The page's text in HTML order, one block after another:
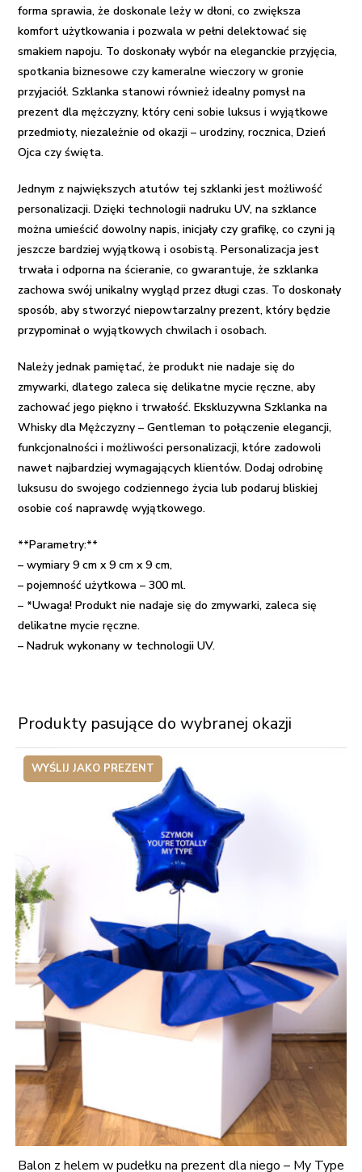
forma sprawia, że doskonale leży w dłoni, co zwiększa
komfort użytkowania i pozwala w pełni delektować się
smakiem napoju. To doskonały wybór na eleganckie przyjęcia,
spotkania biznesowe czy kameralne wieczory w gronie
przyjaciół. Szklanka stanowi również idealny pomysł na
prezent dla mężczyzny, który ceni sobie luksus i wyjątkowe
przedmioty, niezależnie od okazji – urodziny, rocznica, Dzień
Ojca czy święta.
Jednym z największych atutów tej szklanki jest możliwość
personalizacji. Dzięki technologii nadruku UV, na szklance
można umieścić dowolny napis, inicjały czy grafikę, co czyni ją
jeszcze bardziej wyjątkową i osobistą. Personalizacja jest
trwała i odporna na ścieranie, co gwarantuje, że szklanka
zachowa swój unikalny wygląd przez długi czas. To doskonały
sposób, aby stworzyć niepowtarzalny prezent, który będzie
przypominał o wyjątkowych chwilach i osobach.
Należy jednak pamiętać, że produkt nie nadaje się do
zmywarki, dlatego zaleca się delikatne mycie ręczne, aby
zachować jego piękno i trwałość. Ekskluzywna Szklanka na
Whisky dla Mężczyzny – Gentleman to połączenie elegancji,
funkcjonalności i możliwości personalizacji, które zadowoli
nawet najbardziej wymagających klientów. Dodaj odrobinę
luksusu do swojego codziennego życia lub podaruj bliskiej
osobie coś naprawdę wyjątkowego.
**Parametry:**
– wymiary 9 cm x 9 cm x 9 cm,
– pojemność użytkowa – 300 ml.
– *Uwaga! Produkt nie nadaje się do zmywarki, zaleca się
delikatne mycie ręczne.
– Nadruk wykonany w technologii UV.
Produkty pasujące do wybranej okazji
WYŚLIJ JAKO PREZENT
Balon z helem w pudełku na prezent dla niego – My Type